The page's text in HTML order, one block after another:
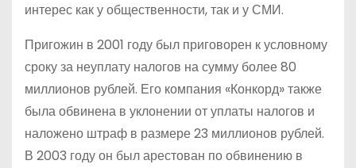
интерес как у общественности, так и у СМИ.
Пригожин в 2001 году был приговорен к условному
сроку за неуплату налогов на сумму более 80
миллионов рублей. Его компания «Конкорд» также
была обвинена в уклонении от уплаты налогов и
наложено штраф в размере 23 миллионов рублей.
В 2003 году он был арестован по обвинению в